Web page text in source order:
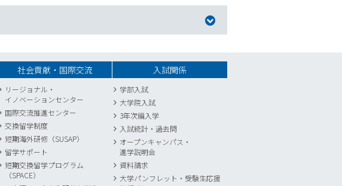
社会貢献・国際交流
リージョナル・
イノベーションセンター
国際交流推進センター
交換留学制度
短期海外研修（SUSAP）
留学サポート
短期交換留学プログラム
（SPACE）
入試関係
学部入試
大学院入試
3年次編入学
入試統計 ・ 過去問
オープンキャンパス・
進学説明会
資料請求
大学パンフレット・受験生応援